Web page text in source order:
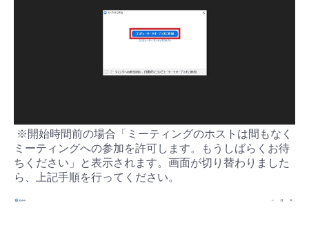
※開始時間前の場合「ミーティングのホストは間もなく
ミーティングへの参加を許可します。もうしばらくお待
ちください」と表示されます。画面が切り替わりました
ら、上記手順を行ってください。